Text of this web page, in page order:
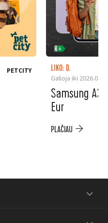
PETCITY
LIKO: D.
Galioja iki
Samsung
Eur
PLAČIAU